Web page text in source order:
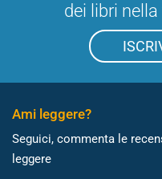
dei libri
Ami leggere?
Seguici, commenta le
leggere